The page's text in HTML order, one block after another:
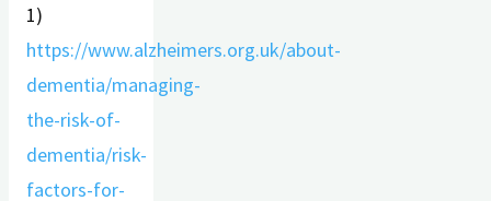
1)
https://www.alzheimers.org.uk/about-
dementia/managing-
the-risk-of-
dementia/risk-
factors-for-